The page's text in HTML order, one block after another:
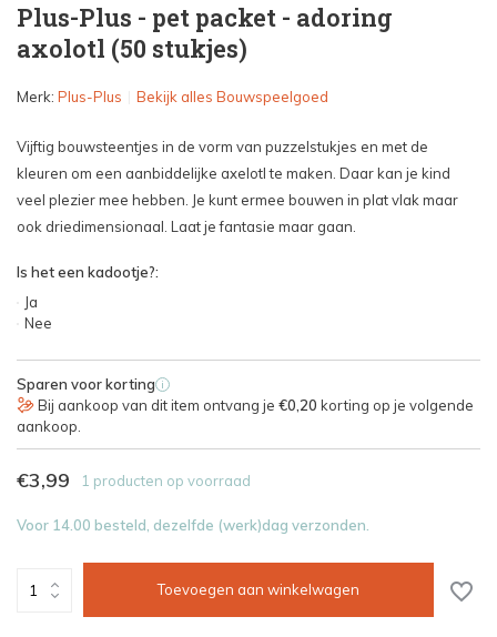
Plus-Plus - pet packet - adoring
axolotl (50 stukjes)
Merk: Plus-Plus Bekijk alles Bouwspeelgoed
Vijftig bouwsteentjes in de vorm van puzzelstukjes en met de
kleuren om een aanbiddelijke axelotl te maken. Daar kan je kind
veel plezier mee hebben. Je kunt ermee bouwen in plat vlak maar
ook driedimensionaal. Laat je fantasie maar gaan.
Is het een kadootje?:
Ja
Nee
Sparen voor korting i
Bij aankoop van dit item ontvang je €0,20 korting op je volgende
aankoop.
€3,99 1 producten op voorraad
Voor 14.00 besteld, dezelfde (werk)dag verzonden.
Toevoegen aan winkelwagen